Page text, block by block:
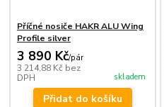
Příčné nosiče HAKR ALU Wing
Profile silver
3 890 Kč/pár
3 214,88 Kč bez
DPH
skladem
Přidat do košíku